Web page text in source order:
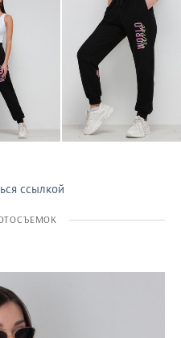
ссылкой